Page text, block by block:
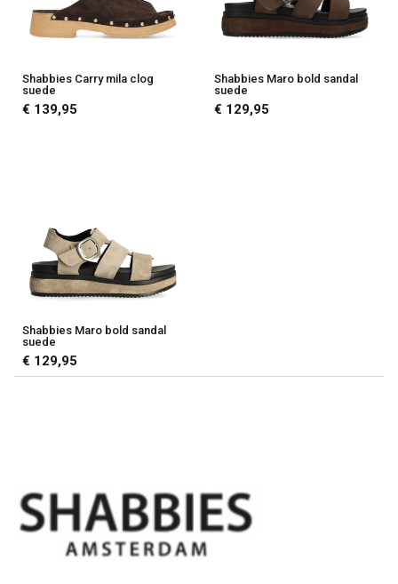
V-
male
mode
Shabbies Carry mila clog
suede
€ 139,95
Shabbies Maro bold sandal
suede
€ 129,95
Shabbies Maro bold sandal
suede
€ 129,95